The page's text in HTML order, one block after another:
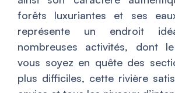
forêts luxuriantes et ses
représente un endroit
nombreuses activités, dont
vous soyez en quête des
plus difficiles, cette rivière